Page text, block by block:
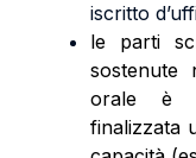
iscritto
le parti
sostenute
orale è
finalizzata